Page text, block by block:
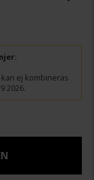
ej kombineras
2026.